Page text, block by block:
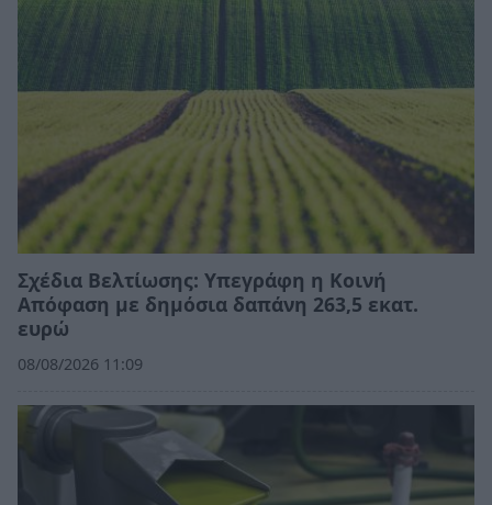
Σχέδια Βελτίωσης: Υπεγράφη η Κοινή
Απόφαση με δημόσια δαπάνη 263,5 εκατ.
ευρώ
08/08/2026 11:09